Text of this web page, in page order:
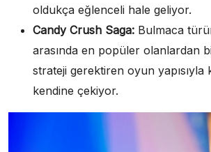
oldukça eğlenceli hale geliyor.
Candy Crush Saga: Bulmaca
arasında en popüler olanlardan
strateji gerektiren oyun yapısıyla
kendine çekiyor.